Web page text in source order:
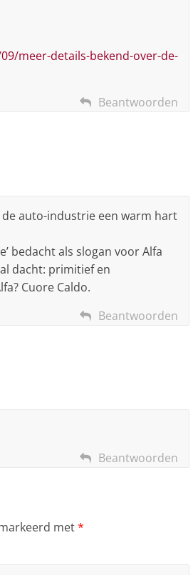
meer-details-bekend-over-de-
Beantwoorden
auto-industrie een warm hart
bedacht als slogan voor Alfa
dacht: primitief en
Cuore Caldo.
Beantwoorden
Beantwoorden
met*